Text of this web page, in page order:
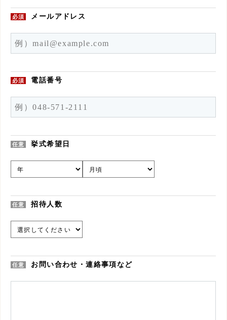
必須 メールアドレス
必須 電話番号
任意 挙式希望日
任意 招待人数
任意 お問い合わせ・連絡事項など